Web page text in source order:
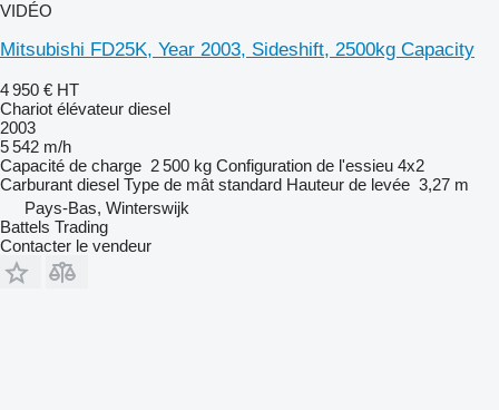
VIDÉO
Mitsubishi FD25K, Year 2003, Sideshift, 2500kg Capacity
4 950 € HT
Chariot élévateur diesel
2003
5 542 m/h
Capacité de charge 2 500 kg Configuration de l'essieu 4x2
Carburant diesel Type de mât standard Hauteur de levée 3,27 m
Pays-Bas, Winterswijk
Battels Trading
Contacter le vendeur